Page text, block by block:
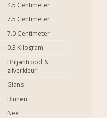
4.5 Centimeter
7.5 Centimeter
7.0 Centimeter
0.3 Kilogram
Briljantrood &
zilverkleur
Glans
Binnen
Nee